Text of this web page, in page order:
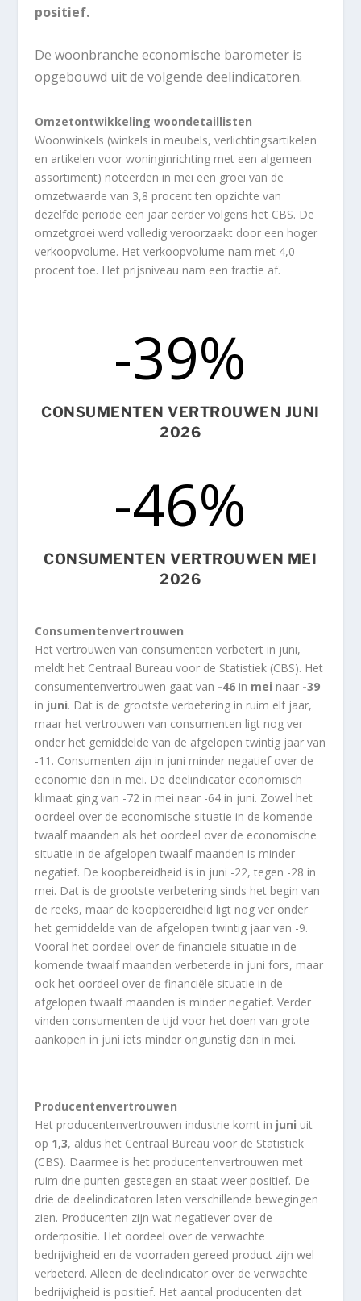
positief.
De woonbranche economische barometer is
opgebouwd uit de volgende deelindicatoren.
Omzetontwikkeling woondetaillisten
Woonwinkels (winkels in meubels, verlichtingsartikelen
en artikelen voor woninginrichting met een algemeen
assortiment) noteerden in mei een groei van de
omzetwaarde van 3,8 procent ten opzichte van
dezelfde periode een jaar eerder volgens het CBS. De
omzetgroei werd volledig veroorzaakt door een hoger
verkoopvolume. Het verkoopvolume nam met 4,0
procent toe. Het prijsniveau nam een fractie af.
-39%
CONSUMENTEN VERTROUWEN JUNI
2026
-46%
CONSUMENTEN VERTROUWEN MEI
2026
Consumentenvertrouwen
Het vertrouwen van consumenten verbetert in juni,
meldt het Centraal Bureau voor de Statistiek (CBS). Het
consumentenvertrouwen gaat van -46in mei naar -39
in juni. Dat is de grootste verbetering in ruim elf jaar,
maar het vertrouwen van consumenten ligt nog ver
onder het gemiddelde van de afgelopen twintig jaar van
-11. Consumenten zijn in juni minder negatief over de
economie dan in mei. De deelindicator economisch
klimaat ging van -72 in mei naar -64 in juni. Zowel het
oordeel over de economische situatie in de komende
twaalf maanden als het oordeel over de economische
situatie in de afgelopen twaalf maanden is minder
negatief. De koopbereidheid is in juni -22, tegen -28 in
mei. Dat is de grootste verbetering sinds het begin van
de reeks, maar de koopbereidheid ligt nog ver onder
het gemiddelde van de afgelopen twintig jaar van -9.
Vooral het oordeel over de financiële situatie in de
komende twaalf maanden verbeterde in juni fors, maar
ook het oordeel over de financiële situatie in de
afgelopen twaalf maanden is minder negatief. Verder
vinden consumenten de tijd voor het doen van grote
aankopen in juni iets minder ongunstig dan in mei.​
Producentenvertrouwen
Het producentenvertrouwen industrie komt in juni uit
op 1,3, aldus het Centraal Bureau voor de Statistiek
(CBS). Daarmee is het producentenvertrouwen met
ruim drie punten gestegen en staat weer positief. De
drie de deelindicatoren laten verschillende bewegingen
zien. Producenten zijn wat negatiever over de
orderpositie. Het oordeel over de verwachte
bedrijvigheid en de voorraden gereed product zijn wel
verbeterd. Alleen de deelindicator over de verwachte
bedrijvigheid is positief. Het aantal producenten dat